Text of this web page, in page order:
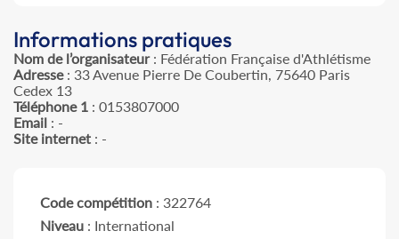
Informations pratiques
Nom de l’organisateur: Fédération Française d'Athlétisme
Adresse: 33 Avenue Pierre De Coubertin, 75640 Paris
Cedex 13
Téléphone 1 : 0153807000
Email : -
Site internet : -
Code compétition : 322764
Niveau : International